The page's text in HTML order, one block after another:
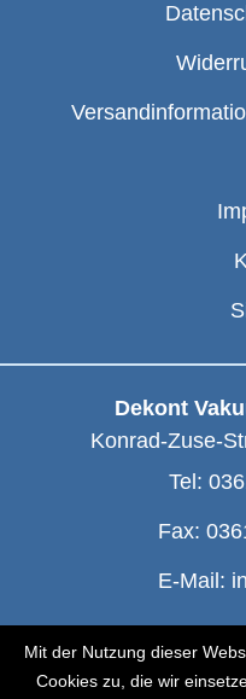
Mit der Nutzung dieser
Cookies zu, die wir
Dekont
Konrad-Zuse-
Tel:
Fax:
E-Mail:
©